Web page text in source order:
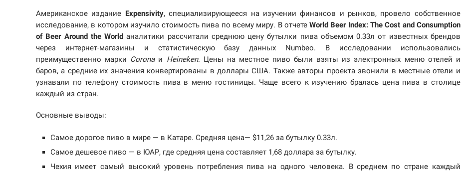
Американское издание Expensivity, специализирующееся на изучении финансов и рынков, провело собственное
исследование, в котором изучило стоимость пива по всему миру. В отчетеWorld Beer Index: The Cost and Consumption
of Beer Around the World аналитики рассчитали среднюю цену бутылки пива объемом 0.33л от известных брендов
через интернет-магазины и статистическую базу данных Numbeo. В исследовании использовались
преимущественно марки Coronaи Heineken. Цены на местное пиво были взяты из электронных меню отелей и
баров, а средние их значения конвертированы в доллары США. Также авторы проекта звонили в местные отели и
узнавали по телефону стоимость пива в меню гостиницы. Чаще всего к изучению бралась цена пива в столице
каждый из стран.
Основные выводы:
Самое дорогое пиво в мире — в Катаре. Средняя цена— $11,26 за бутылку 0.33л.
Самое дешевое пиво — в ЮАР, где средняя цена составляет 1,68 доллара за бутылку.
Чехия имеет самый высокий уровень потребления пива на одного человека. В среднем по стране каждый